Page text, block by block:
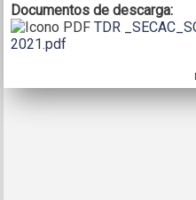
Documentos de descarga:
TDR
2021.pdf